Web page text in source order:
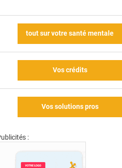
tout sur votre santé mentale
Vos crédits
Vos solutions pros
: